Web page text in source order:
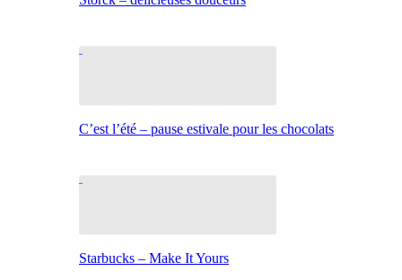
C’est l’été – pause estivale pour les chocolats
Starbucks – Make It Yours